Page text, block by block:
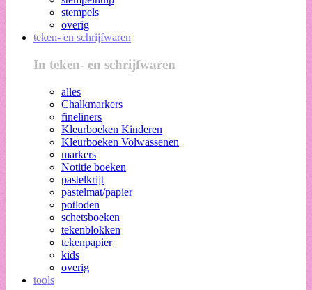
stempels
overig
teken- en schrijfwaren
In teken- en schrijfwaren
alles
Chalkmarkers
fineliners
Kleurboeken Kinderen
Kleurboeken Volwassenen
markers
Notitie boeken
pastelkrijt
pastelmat/papier
potloden
schetsboeken
tekenblokken
tekenpapier
kids
overig
tools